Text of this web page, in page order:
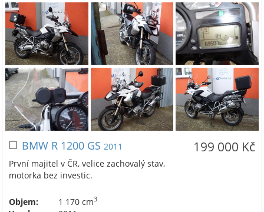
199 000 Kč
BMW R 1200 GS 2011
První majitel v ČR, velice zachovalý stav,
motorka bez investic.
Objem: 1 170 cm3